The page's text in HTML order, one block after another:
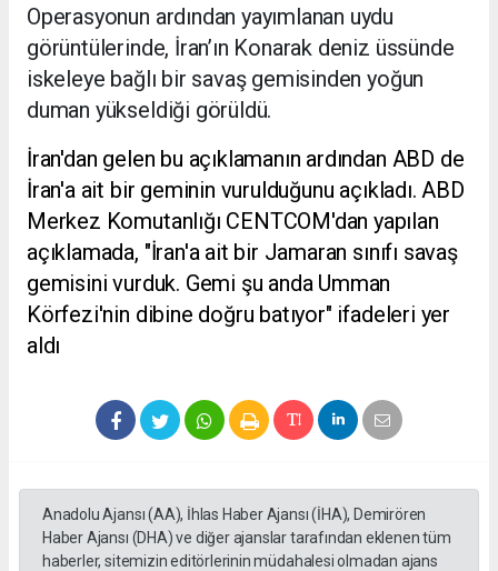
Operasyonun ardından yayımlanan uydu
görüntülerinde, İran’ın Konarak deniz üssünde
iskeleye bağlı bir savaş gemisinden yoğun
duman yükseldiği görüldü.
İran'dan gelen bu açıklamanın ardından ABD de
İran'a ait bir geminin vurulduğunu açıkladı. ABD
Merkez Komutanlığı CENTCOM'dan yapılan
açıklamada, "İran'a ait bir Jamaran sınıfı savaş
gemisini vurduk. Gemi şu anda Umman
Körfezi'nin dibine doğru batıyor" ifadeleri yer
aldı
Anadolu Ajansı (AA), İhlas Haber Ajansı (İHA), Demirören
Haber Ajansı (DHA) ve diğer ajanslar tarafından eklenen tüm
haberler, sitemizin editörlerinin müdahalesi olmadan ajans